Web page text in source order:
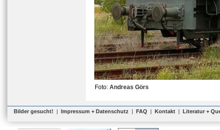
Foto: Andreas Görs
Bilder gesucht! | Impressum + Datenschutz | FAQ | Kontakt | Literatur +